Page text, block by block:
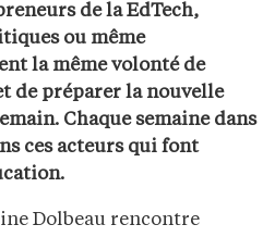
de la EdTech,
ou même
la même volonté de
de préparer la nouvelle
Chaque semaine dans
ces acteurs qui font
Dolbeau rencontre